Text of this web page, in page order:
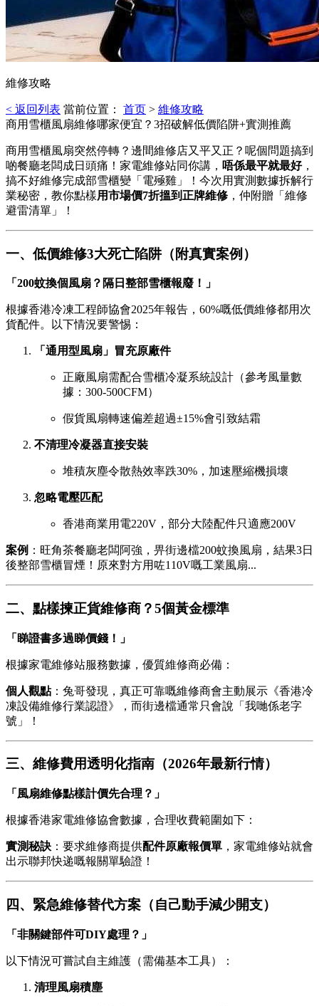
維修攻略
< 返回列表 當前位置： 首页 > 維修攻略
商用雪櫃風扇維修哪家便宜？3招破解低價陷阱+實測推薦
商用雪櫃風扇突然停轉？邊間維修店又平又正？呢個問題搞到
啲餐廳老闆成日頭痛！家電維修站同你講， 唔係最平就最好，
搞不好維修完成部雪櫃變「電殛雞」！今次用實測數據拆解行
業秘密，教你點樣用市場價7折搵到正牌維修 ，仲附贈「維修
避雷清單」！
一、低價維修3大死亡陷阱（附真實案例）
「200蚊換個風扇？隔日整部雪櫃報廢！」
根據香港冷凍工程師協會2025年報告，60%嘅低價維修都用次
貨配件。以下情況要警惕：
「通用型風扇」冒充原廠件
正廠風扇需配合雪櫃冷凝系統設計（參考風量數
據：300-500CFM）
假貨風扇轉速偏差超過±15%會引致結霜
不清理冷凝器直接安裝
堆積灰塵令散熱效率跌30%，加速壓縮機損壞
忽略電壓匹配
香港商業用電220V，部分大陸配件只適應200V
案例 ：旺角茶餐廳老闆阿強，畀街邊檔200蚊換風扇，結果3日
後整部雪櫃冒煙！原來對方用咗110V嘅工業風扇...
二、點樣揀正貨維修商？5個黃金標準
「睇證書多過睇價錢！」
根據家電維修站服務數據，優質維修商必備：
個人觀點：兔哥發現，真正可靠嘅維修商會主動展示《香港冷
凍設備維修行業認證》，而街邊檔通常只會說「我哋係老字
號」！
三、維修費用透明化指南（2026年最新行情）
「風扇維修點樣計價先合理？」
根據香港家電維修協會數據，合理收費範圍如下：
實測秘訣 ：要求維修商提供配件原廠報價單 ，家電維修站就會
出示聯邦快递嘅報關單驗證！
四、緊急維修替代方案（自己動手減少開支）
「非關鍵部件可DIY處理？」
以下情況可嘗試自主維護（需備基本工具）：
清理風扇積塵